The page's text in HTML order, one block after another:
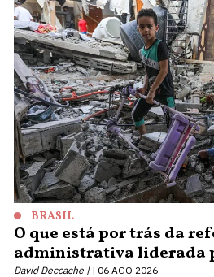
BRASIL
O que está por trás da
administrativa liderada
David Deccache | 06 AGO 2026